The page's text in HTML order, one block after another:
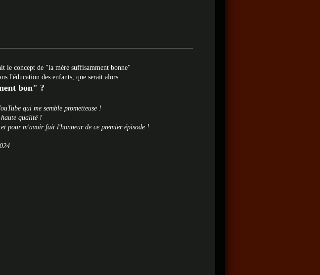
le concept de "la mère suffisamment bonne"
l'éducation des enfants, que serait alors
bon" ?
qui me semble prometteuse !
haute qualité !
pour m'avoir fait l'honneur de ce premier épisode !